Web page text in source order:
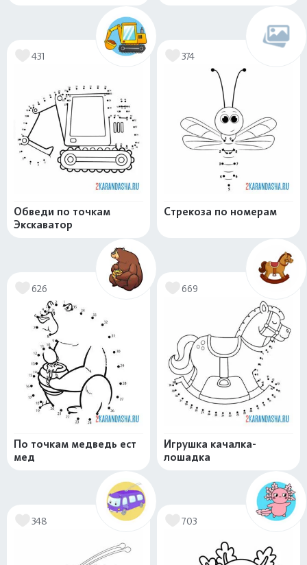
431
Обведи по точкам
Экскаватор
374
Стрекоза по номерам
626
По точкам медведь ест
мед
669
Игрушка качалка-
лошадка
348 703